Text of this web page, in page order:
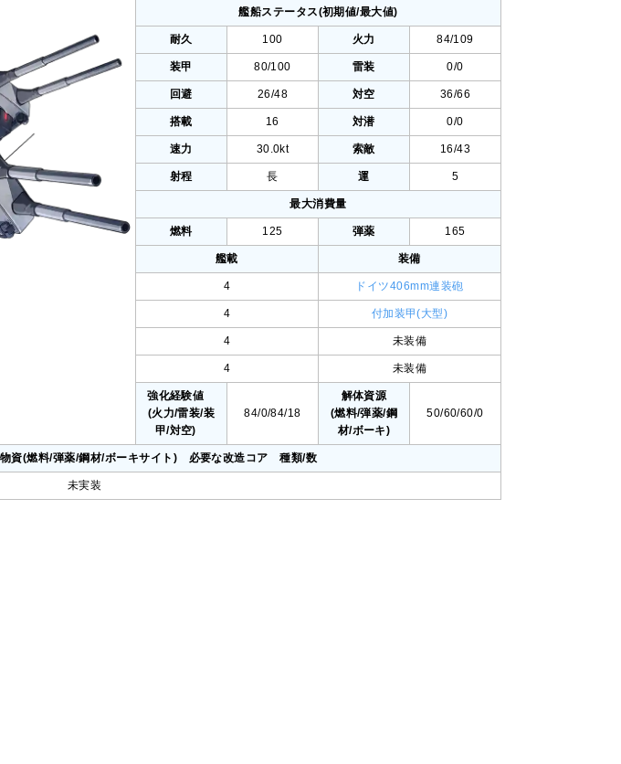
艦船ステータス(初期値/最大値)
耐久 100 火力 84/109
装甲 80/100 雷装 0/0
回避 26/48 対空 36/66
搭載 16 対潜 0/0
速力 30.0kt 索敵 16/43
射程 長 運 5
最大消費量
燃料 125 弾薬 165
艦載 装備
4 ドイツ406mm連装砲
4 付加装甲(大型)
4 未装備
4 未装備
強化経験値
(火力/雷装/装
甲/対空)
84/0/84/18
解体資源
(燃料/弾薬/鋼
材/ボーキ)
50/60/60/0
物資(燃料/弾薬/鋼材/ボーキサイト) 必要な改造コア 種類/数
未実装